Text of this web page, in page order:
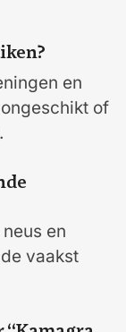
en
of
en
vaakst